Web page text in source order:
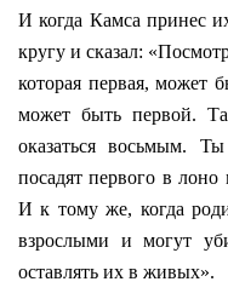
И когда Камса принес
кругу и сказал:
которая первая, может
может быть первой.
оказаться восьмым.
посадят первого в
И к тому же, когда
взрослыми и могут
оставлять их в живых».